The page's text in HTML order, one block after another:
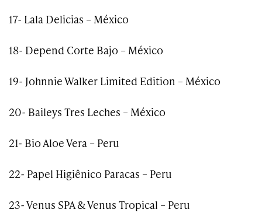
17- Lala Delicias – México
18- Depend Corte Bajo – México
19- Johnnie Walker Limited Edition – México
20- Baileys Tres Leches – México
21- Bio Aloe Vera – Peru
22- Papel Higiênico Paracas – Peru
23- Venus SPA & Venus Tropical – Peru